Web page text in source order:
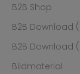
B2B Shop
B2B Download
B2B Download
Bildmaterial